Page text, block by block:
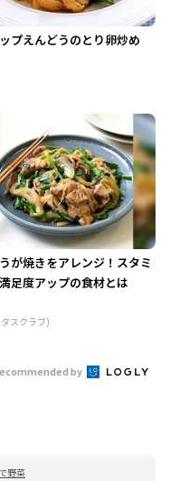
プえんどうのとり卵炒め
が焼きをアレンジ！スタミ
足度アップの食材とは
タスクラブ)
by
野菜